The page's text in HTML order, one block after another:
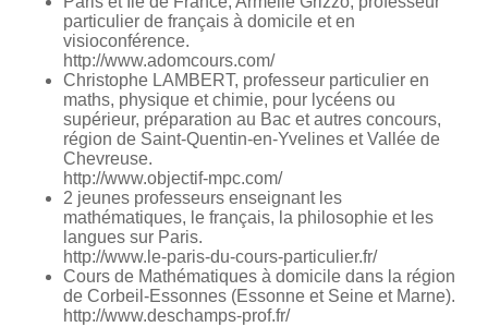
particulier de français à domicile et en
visioconférence.
http://www.adomcours.com/
Christophe LAMBERT, professeur particulier en
maths, physique et chimie, pour lycéens ou
supérieur, préparation au Bac et autres concours,
région de Saint-Quentin-en-Yvelines et Vallée de
Chevreuse.
http://www.objectif-mpc.com/
2 jeunes professeurs enseignant les
mathématiques, le français, la philosophie et les
langues sur Paris.
http://www.le-paris-du-cours-particulier.fr/
Cours de Mathématiques à domicile dans la région
de Corbeil-Essonnes (Essonne et Seine et Marne).
http://www.deschamps-prof.fr/